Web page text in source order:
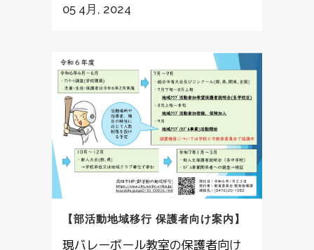
05 4月, 2024
【部活動地域移行 保護者向け案内】
現バレーボール教室の保護者向け